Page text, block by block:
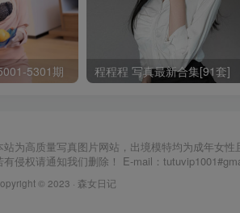
5301期 程程程 写真最新合集[91套]
站为高质量写真图片网站，出境模特均为成年女性
有侵权请通知我们删除！ E-mail：
© 2023 · 森女日记